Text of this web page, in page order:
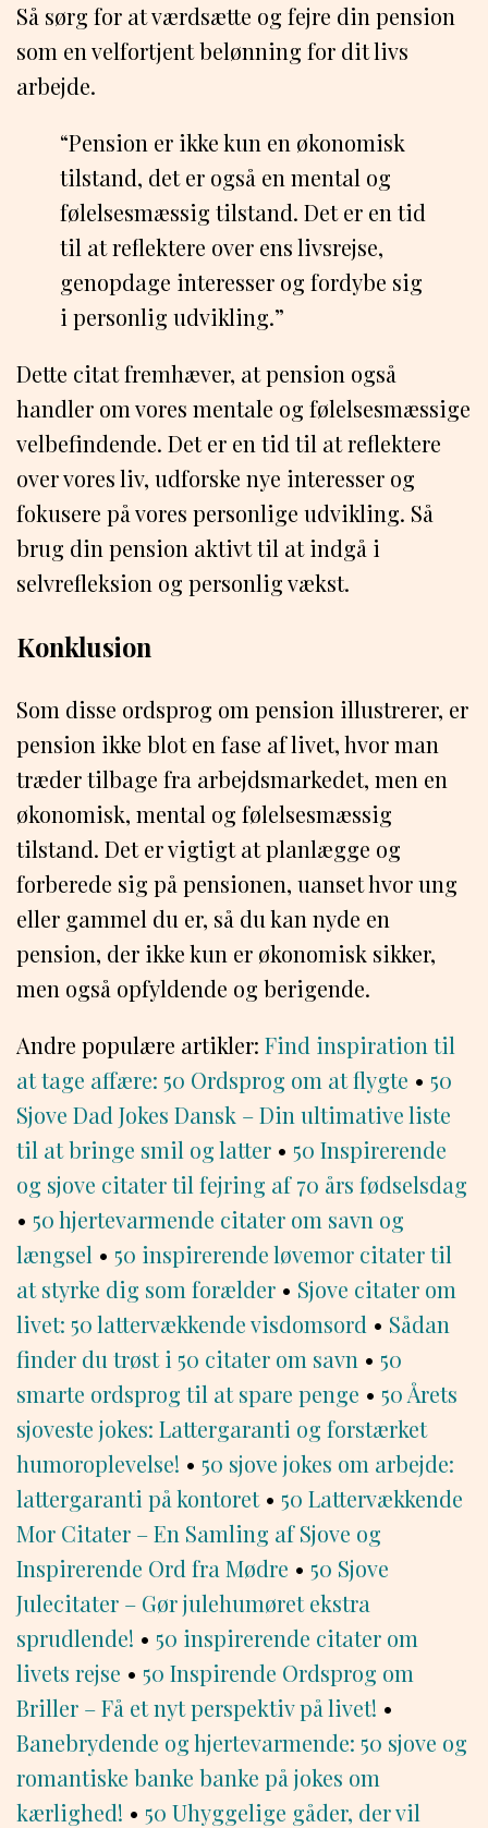
Så sørg for at værdsætte og fejre din pension
som en velfortjent belønning for dit livs
arbejde.
“Pension er ikke kun en økonomisk
tilstand, det er også en mental og
følelsesmæssig tilstand. Det er en tid
til at reflektere over ens livsrejse,
genopdage interesser og fordybe sig
i personlig udvikling.”
Dette citat fremhæver, at pension også
handler om vores mentale og følelsesmæssige
velbefindende. Det er en tid til at reflektere
over vores liv, udforske nye interesser og
fokusere på vores personlige udvikling. Så
brug din pension aktivt til at indgå i
selvrefleksion og personlig vækst.
Konklusion
Som disse ordsprog om pension illustrerer, er
pension ikke blot en fase af livet, hvor man
træder tilbage fra arbejdsmarkedet, men en
økonomisk, mental og følelsesmæssig
tilstand. Det er vigtigt at planlægge og
forberede sig på pensionen, uanset hvor ung
eller gammel du er, så du kan nyde en
pension, der ikke kun er økonomisk sikker,
men også opfyldende og berigende.
Andre populære artikler: Find inspiration til
at tage affære: 50 Ordsprog om at flygte • 50
Sjove Dad Jokes Dansk – Din ultimative liste
til at bringe smil og latter • 50 Inspirerende
og sjove citater til fejring af 70 års fødselsdag
• 50 hjertevarmende citater om savn og
længsel • 50 inspirerende løvemor citater til
at styrke dig som forælder • Sjove citater om
livet: 50 lattervækkende visdomsord • Sådan
finder du trøst i 50 citater om savn • 50
smarte ordsprog til at spare penge • 50 Årets
sjoveste jokes: Lattergaranti og forstærket
humoroplevelse! • 50 sjove jokes om arbejde:
lattergaranti på kontoret• 50 Lattervækkende
Mor Citater – En Samling af Sjove og
Inspirerende Ord fra Mødre • 50 Sjove
Julecitater – Gør julehumøret ekstra
sprudlende! • 50 inspirerende citater om
livets rejse • 50 Inspirende Ordsprog om
Briller – Få et nyt perspektiv på livet! •
Banebrydende og hjertevarmende: 50 sjove og
romantiske banke banke på jokes om
kærlighed! • 50 Uhyggelige gåder, der vil